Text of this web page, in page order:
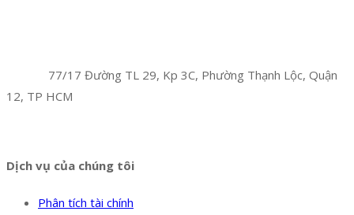
77/17 Đường TL 29, Kp 3C, Phường Thạnh Lộc, Quận
12, TP HCM
Dịch vụ của chúng tôi
Phân tích tài chính